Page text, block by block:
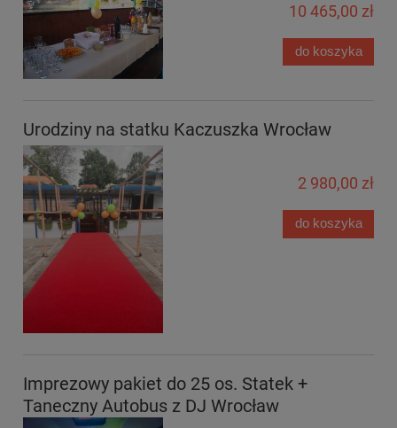
10 465,00 zł
do koszyka
Urodziny na statku Kaczuszka Wrocław
2 980,00 zł
do koszyka
Imprezowy pakiet do 25 os. Statek +
Taneczny Autobus z DJ Wrocław